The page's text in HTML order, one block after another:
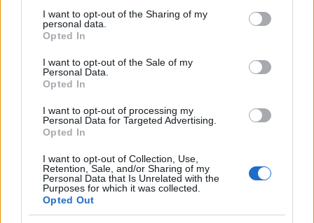
not limited to your visit or usage behaviour. You may click to
grant or deny consent to Google and its third-party tags to
use your data for below specified purposes in below Google
consent section.
I want to opt-out of the Sharing of my
personal data.
Opted In
I want to opt-out of the Sale of my
Personal Data.
Opted In
I want to opt-out of processing my
Personal Data for Targeted Advertising.
Opted In
I want to opt-out of Collection, Use,
Retention, Sale, and/or Sharing of my
Personal Data that Is Unrelated with the
Purposes for which it was collected.
Opted Out
Μάθε τώρα όλα τα νέα για τα
αγαπημένα σου διάσημα πρόσωπα.
Ακολούθησε το JennyGr στο